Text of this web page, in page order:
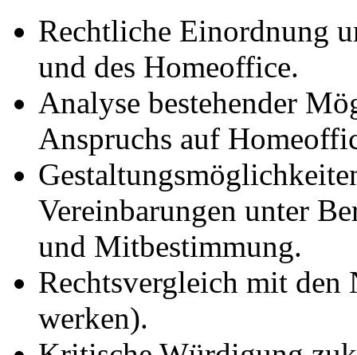
Rechtliche Einordnung
und des Homeoffice.
Analyse bestehender
Anspruchs auf
Vereinbarungen unter
und Mitbestimmung.
Rechtsvergleich mit
werken).